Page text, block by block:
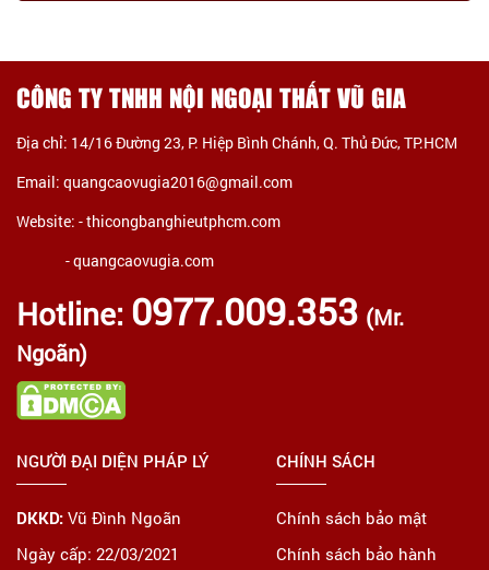
CÔNG TY TNHH NỘI NGOẠI THẤT VŨ GIA
Địa chỉ: 14/16 Đường 23, P. Hiệp Bình Chánh, Q. Thủ Đức, TP.HCM
Email: quangcaovugia2016@gmail.com
Website: -thicongbanghieutphcm.com
- quangcaovugia.com
Hotline: 0977.009.353 (Mr.
Ngoãn)
NGƯỜI ĐẠI DIỆN PHÁP LÝ
DKKD: Vũ Đình Ngoãn
Ngày cấp: 22/03/2021
CHÍNH SÁCH
Chính sách bảo mật
Chính sách bảo hành